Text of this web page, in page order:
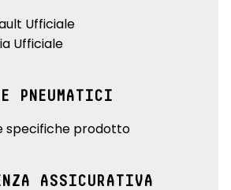
Ufficiale
Ufficiale
PNEUMATICI
specifiche prodotto
ASSICURATIVA